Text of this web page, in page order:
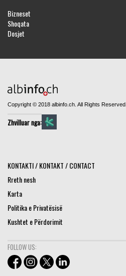
Bizneset
Shoqata
Dosjet
Copyright © 2018 albinfo.ch. All Rights Reserved.
Zhvilluar nga:
KONTAKTI / KONTAKT / CONTACT
Rreth nesh
Karta
Politika e Privatësisë
Kushtet e Përdorimit
FOLLOW US: